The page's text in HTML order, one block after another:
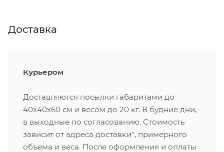
Доставка
Курьером
Доставляются посылки габаритами до
40х40х60 см и весом до 20 кг. В будние дни,
в выходные по согласованию. Стоимость
зависит от адреса доставки*, примерного
объема и веса. После оформления и оплаты